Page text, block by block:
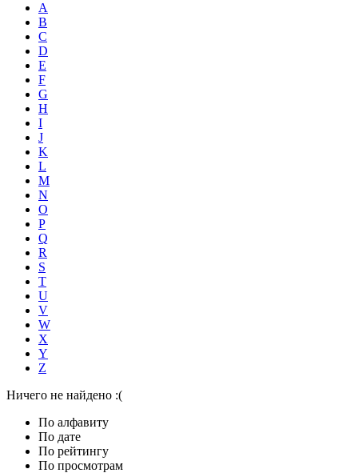
A
B
C
D
E
F
G
H
I
J
K
L
M
N
O
P
Q
R
S
T
U
V
W
X
Y
Z
Ничего не найдено :(
По алфавиту
По дате
По рейтингу
По просмотрам